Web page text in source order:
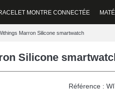
MONTRE CONNECTÉE
Marron Silicone smartwatch
Silicone
Référence :